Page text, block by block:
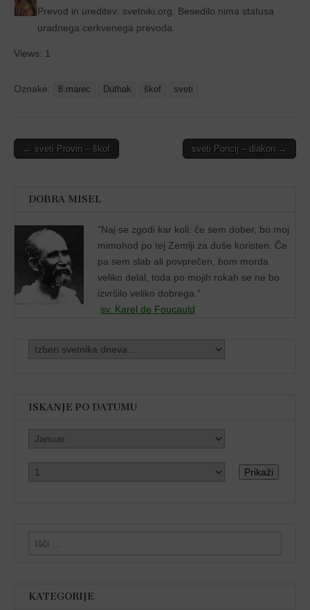
Prevod in ureditev: svetniki.org. Besedilo nima statusa
uradnega cerkvenega prevoda.
Views: 1
Oznake: 8.marec Duthak škof sveti
Post
← sveti Provin – škof sveti Poncij – diakon →
DOBRA MISEL
"Naj se zgodi kar koli: če sem dober, bo moj
mimohod po tej Zemlji za duše koristen. Če
pa sem slab ali povprečen, bom morda
veliko delal, toda po mojih rokah se ne bo
izvršilo veliko dobrega."
sv. Karel de Foucauld
ISKANJE PO DATUMU
Prikaži
Išči:
KATEGORIJE